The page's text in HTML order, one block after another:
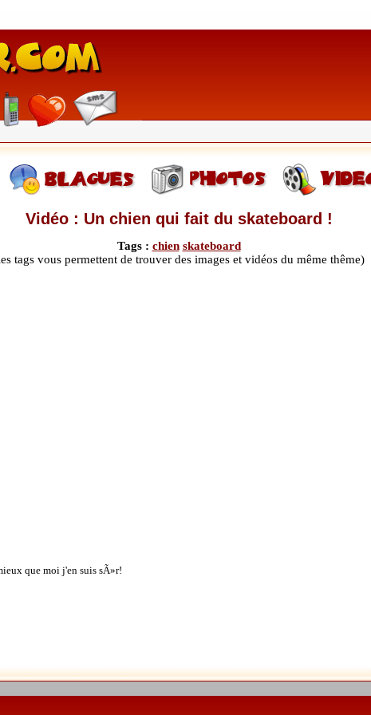
Vidéo : Un chien qui fait du skateboard !
Tags : chien skateboard
tags vous permettent de trouver des images et vidéos du même thême)
que moi j'en suis sÃ»r!